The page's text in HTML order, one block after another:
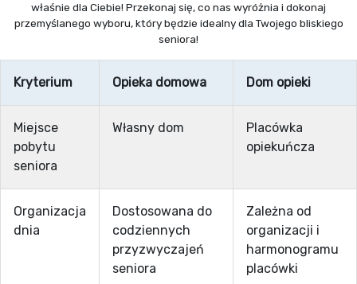
właśnie dla Ciebie! Przekonaj się, co nas wyróżnia i dokonaj
przemyślanego wyboru, który będzie idealny dla Twojego bliskiego
seniora!
Kryterium Opieka domowa Dom opieki
Miejsce
pobytu
seniora
Własny dom
Placówka
opiekuńcza
Organizacja
dnia
Dostosowana do
codziennych
przyzwyczajeń
seniora
Zależna od
organizacji i
harmonogramu
placówki